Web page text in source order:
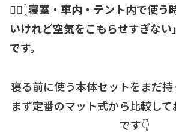
☝🏻 ̖́寝室・車内・テント内で使う
いけれど空気をこもらせすぎな
です。
寝る前に使う本体セットをまだ持
まず定番のマット式から比較し
です👇